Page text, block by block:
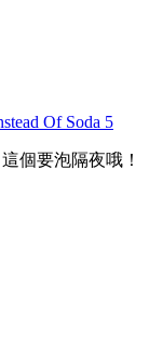
個要泡隔夜哦！